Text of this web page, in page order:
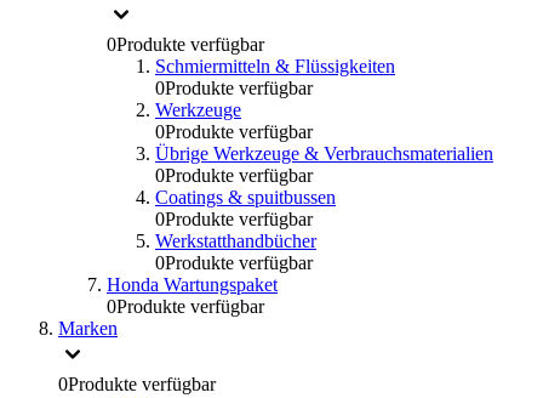
0Produkte verfügbar
Schmiermitteln & Flüssigkeiten
0Produkte verfügbar
Werkzeuge
0Produkte verfügbar
Übrige Werkzeuge & Verbrauchsmaterialien
0Produkte verfügbar
Coatings & spuitbussen
0Produkte verfügbar
Werkstatthandbücher
0Produkte verfügbar
Honda Wartungspaket
0Produkte verfügbar
Marken
0Produkte verfügbar